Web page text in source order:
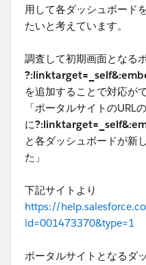
用して各ダッシュボード
たいと考えています。
調査して初期画面となる
を追加することで対応が
「ポータルサイトのURL
に
と各ダッシュボードが新
た」
下記サイトより
https://
id=001473370&type=1
ポータルサイトとなるダ